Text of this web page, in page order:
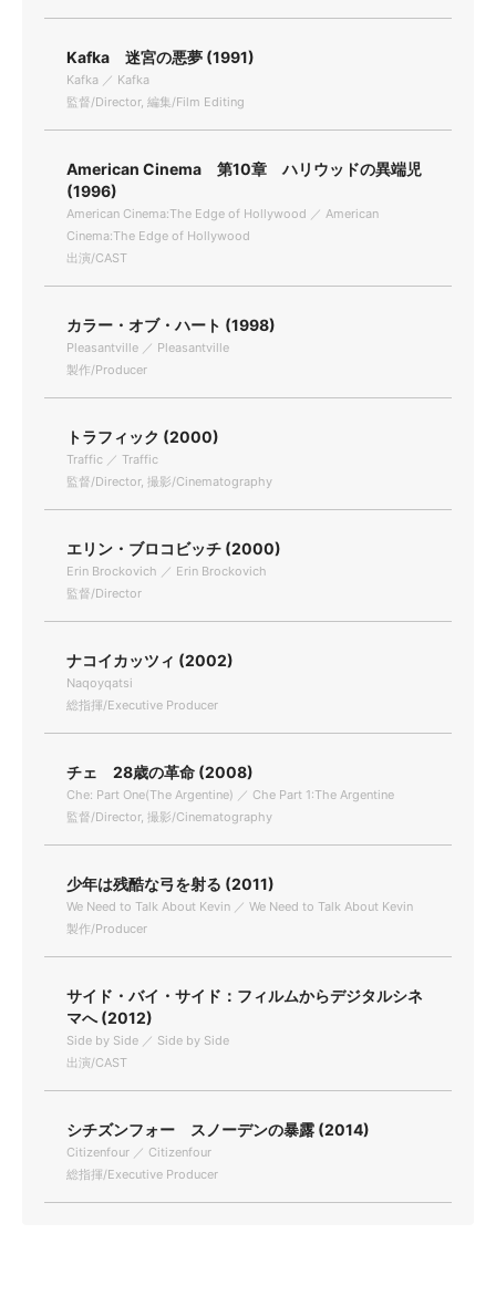
Kafka 迷宮の悪夢 (1991)
Kafka ／ Kafka
監督/Director, 編集/Film Editing
American Cinema 第10章 ハリウッドの異端児
(1996)
American Cinema:The Edge of Hollywood ／ American
Cinema:The Edge of Hollywood
出演/CAST
カラー・オブ・ハート (1998)
Pleasantville ／ Pleasantville
製作/Producer
トラフィック (2000)
Traffic ／ Traffic
監督/Director, 撮影/Cinematography
エリン・ブロコビッチ (2000)
Erin Brockovich ／ Erin Brockovich
監督/Director
ナコイカッツィ (2002)
Naqoyqatsi
総指揮/Executive Producer
チェ 28歳の革命 (2008)
Che: Part One(The Argentine) ／ Che Part 1:The Argentine
監督/Director, 撮影/Cinematography
少年は残酷な弓を射る (2011)
We Need to Talk About Kevin ／ We Need to Talk About Kevin
製作/Producer
サイド・バイ・サイド：フィルムからデジタルシネ
マへ (2012)
Side by Side ／ Side by Side
出演/CAST
シチズンフォー スノーデンの暴露 (2014)
Citizenfour ／ Citizenfour
総指揮/Executive Producer